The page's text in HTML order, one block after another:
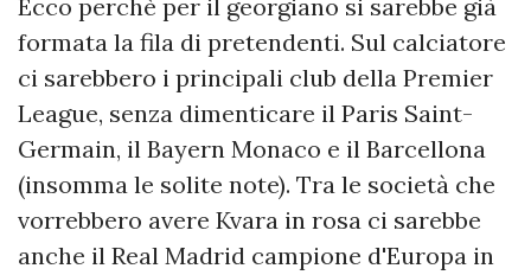
Ecco perchè per il georgiano si sarebbe già
formata la fila di pretendenti. Sul calciatore
ci sarebbero i principali club della Premier
League, senza dimenticare il Paris Saint-
Germain, il Bayern Monaco e il Barcellona
(insomma le solite note). Tra le società che
vorrebbero avere Kvara in rosa ci sarebbe
anche il Real Madrid campione d'Europa in